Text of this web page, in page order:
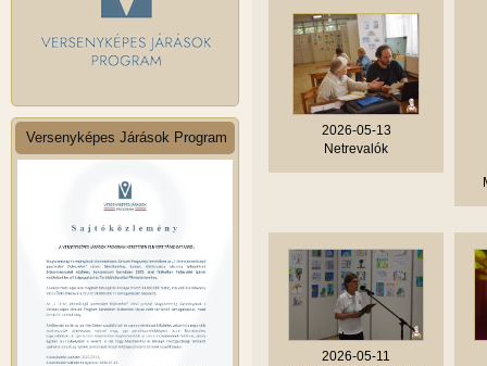
Versenyképes Járások Program
2026-05-13
Netrevalók
2026-05-11